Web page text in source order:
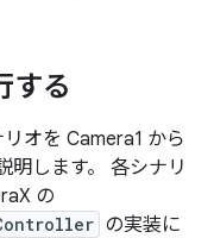
する
オを Camera1 から
明します。 各シナリ
の
の実装に